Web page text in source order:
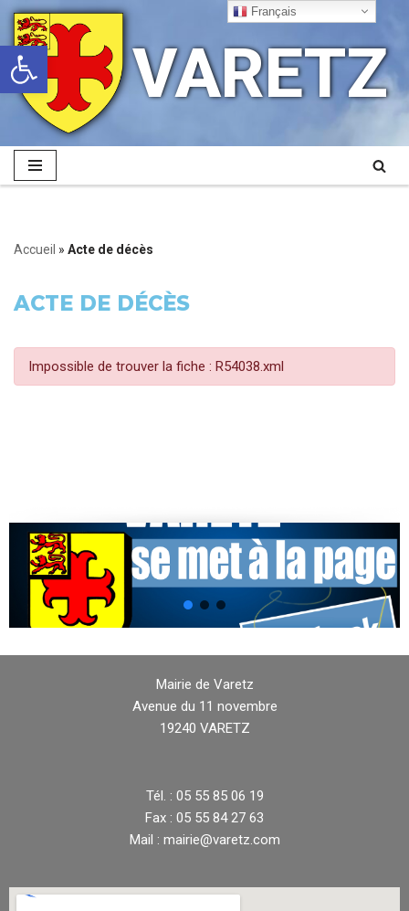
Ouvrir la barre d’outils
Aller
au
contenu
VARETZ
Accueil » Acte de décès
ACTE DE DÉCÈS
Impossible de trouver la fiche : R54038.xml
Mairie de Varetz
Avenue du 11 novembre
19240 VARETZ
Tél. : 05 55 85 06 19
Fax : 05 55 84 27 63
Mail : mairie@varetz.com
Français